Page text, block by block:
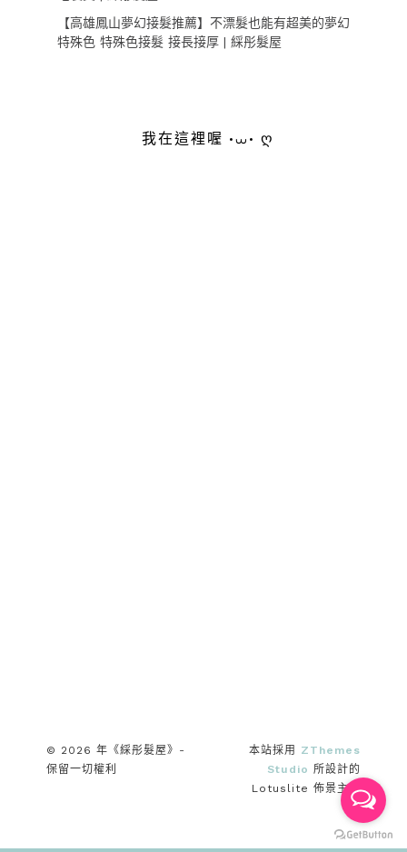
【高雄鳳山夢幻接髮推薦】不漂髮也能有超美的夢幻
特殊色 特殊色接髮 接長接厚 | 綵彤髮屋
我在這裡喔 •⩊• ღ
© 2026 年《綵彤髮屋》-
保留一切權利
本站採用 ZThemes
Studio 所設計的
Lotuslite 佈景主題